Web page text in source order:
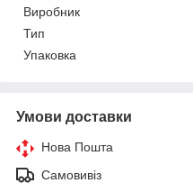
Виробник
Тип
Упаковка
Умови доставки
Нова Пошта
Самовивіз